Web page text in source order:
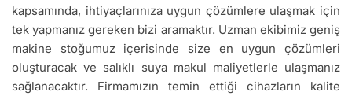
kapsamında, ihtiyaçlarınıza uygun çözümlere ulaşmak için
tek yapmanız gereken bizi aramaktır. Uzman ekibimiz geniş
makine stoğumuz içerisinde size en uygun çözümleri
oluşturacak ve salıklı suya makul maliyetlerle ulaşmanız
sağlanacaktır. Firmamızın temin ettiği cihazların kalite